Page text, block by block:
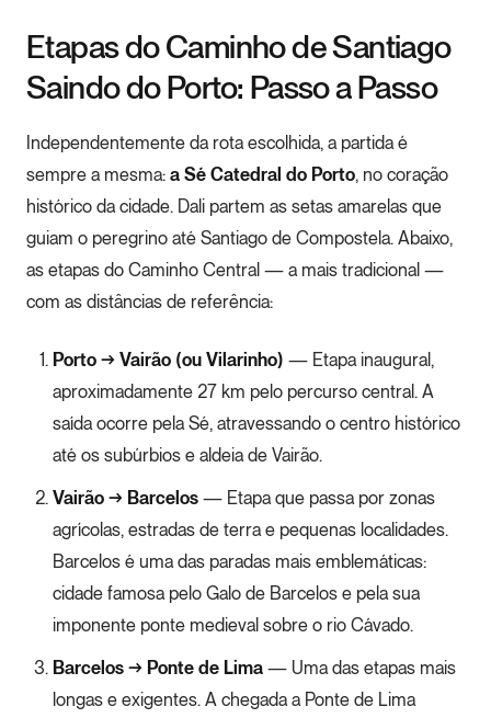
Etapas do Caminho de Santiago
Saindo do Porto: Passo a Passo
Independentemente da rota escolhida, a partida é
sempre a mesma: a Sé Catedral do Porto , no coração
histórico da cidade. Dali partem as setas amarelas que
guiam o peregrino até Santiago de Compostela. Abaixo,
as etapas do Caminho Central — a mais tradicional —
com as distâncias de referência:
Porto → Vairão (ou Vilarinho) — Etapa inaugural,
aproximadamente 27 km pelo percurso central. A
saída ocorre pela Sé, atravessando o centro histórico
até os subúrbios e aldeia de Vairão.
Vairão → Barcelos — Etapa que passa por zonas
agrícolas, estradas de terra e pequenas localidades.
Barcelos é uma das paradas mais emblemáticas:
cidade famosa pelo Galo de Barcelos e pela sua
imponente ponte medieval sobre o rio Cávado.
Barcelos → Ponte de Lima — Uma das etapas mais
longas e exigentes. A chegada a Ponte de Lima